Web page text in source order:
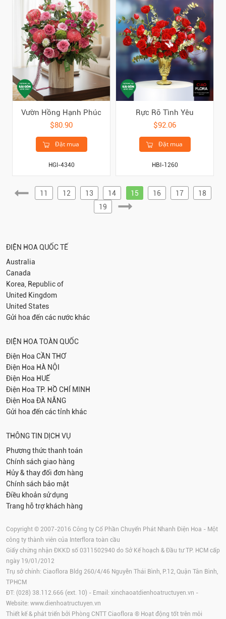
Vườn Hồng Hạnh Phúc
$80.90
Đặt mua
HGI-4340
Rực Rỡ Tình Yêu
$92.06
Đặt mua
HBI-1260
11 12 13 14 15 16 17
18
19
ĐIỆN HOA QUỐC TẾ
Australia
Canada
Korea, Republic of
United Kingdom
United States
Gửi hoa đến các nước khác
ĐIỆN HOA TOÀN QUỐC
Điện Hoa CẦN THƠ
Điện Hoa HÀ NỘI
Điện Hoa HUẾ
Điện Hoa TP. HỒ CHÍ MINH
Điện Hoa ĐÀ NẴNG
Gửi hoa đến các tỉnh khác
THÔNG TIN DỊCH VỤ
Phương thức thanh toán
Chính sách giao hàng
Hủy & thay đổi đơn hàng
Chính sách bảo mật
Điều khoản sử dụng
Trang hỗ trợ khách hàng
Copyright © 2007-2016 Công ty Cổ Phần Chuyển Phát Nhanh Điện Hoa - Một
công ty thành viên của Interflora toàn cầu
Giấy chứng nhận ĐKKD số 0311502940 do Sở Kế hoạch & Đầu tư TP. HCM cấp
ngày 19/01/2012
Trụ sở chính: Ciaoflora Bldg 260/4/46 Nguyễn Thái Bình, P.12, Quận Tân Bình,
TPHCM
ĐT: (028) 38.112.666 (ext. 10) - Email: xinchaoatdienhoatructuyen.vn -
Website: www.dienhoatructuyen.vn
Thiết kế & phát triển bởi Phòng CNTT Ciaoflora ® Hoạt động tốt trên môi